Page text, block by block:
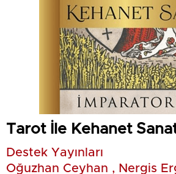
Tarot İle Kehanet
Destek Yayınları
Oğuzhan Ceyhan , Nergis